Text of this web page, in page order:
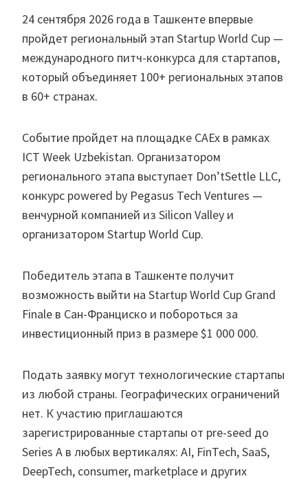
24 сентября 2026 года в Ташкенте впервые
пройдет региональный этап Startup World Cup —
международного питч-конкурса для стартапов,
который объединяет 100+ региональных этапов
в 60+ странах.
Событие пройдет на площадке CAEx в рамках
ICT Week Uzbekistan. Организатором
регионального этапа выступает Don’tSettle LLC,
конкурс powered by Pegasus Tech Ventures —
венчурной компанией из Silicon Valley и
организатором Startup World Cup.
Победитель этапа в Ташкенте получит
возможность выйти на Startup World Cup Grand
Finale в Сан-Франциско и побороться за
инвестиционный приз в размере $1 000 000.
Подать заявку могут технологические стартапы
из любой страны. Географических ограничений
нет. К участию приглашаются
зарегистрированные стартапы от pre-seed до
Series A в любых вертикалях: AI, FinTech, SaaS,
DeepTech, consumer, marketplace и других